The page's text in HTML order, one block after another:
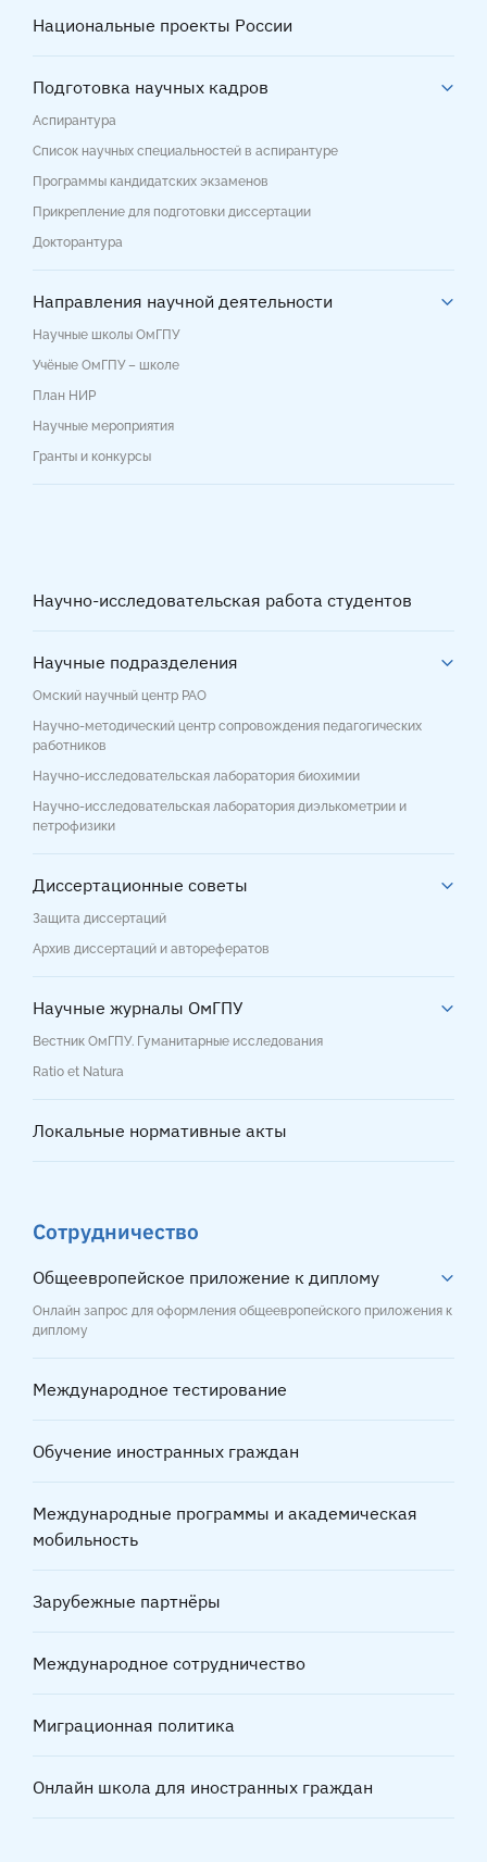
Национальные проекты России
Подготовка научных кадров
Аспирантура
Список научных специальностей в аспирантуре
Программы кандидатских экзаменов
Прикрепление для подготовки диссертации
Докторантура
Направления научной деятельности
Научные школы ОмГПУ
Учёные ОмГПУ – школе
План НИР
Научные мероприятия
Гранты и конкурсы
Научно-исследовательская работа студентов
Научные подразделения
Омский научный центр РАО
Научно-методический центр сопровождения педагогических
работников
Научно-исследовательская лаборатория биохимии
Научно-исследовательская лаборатория диэлькометрии и
петрофизики
Диссертационные советы
Защита диссертаций
Архив диссертаций и авторефератов
Научные журналы ОмГПУ
Вестник ОмГПУ. Гуманитарные исследования
Ratio et Natura
Локальные нормативные акты
Сотрудничество
Общеевропейское приложение к диплому
Онлайн запрос для оформления общеевропейского приложения к
диплому
Международное тестирование
Обучение иностранных граждан
Международные программы и академическая
мобильность
Зарубежные партнёры
Международное сотрудничество
Миграционная политика
Онлайн школа для иностранных граждан